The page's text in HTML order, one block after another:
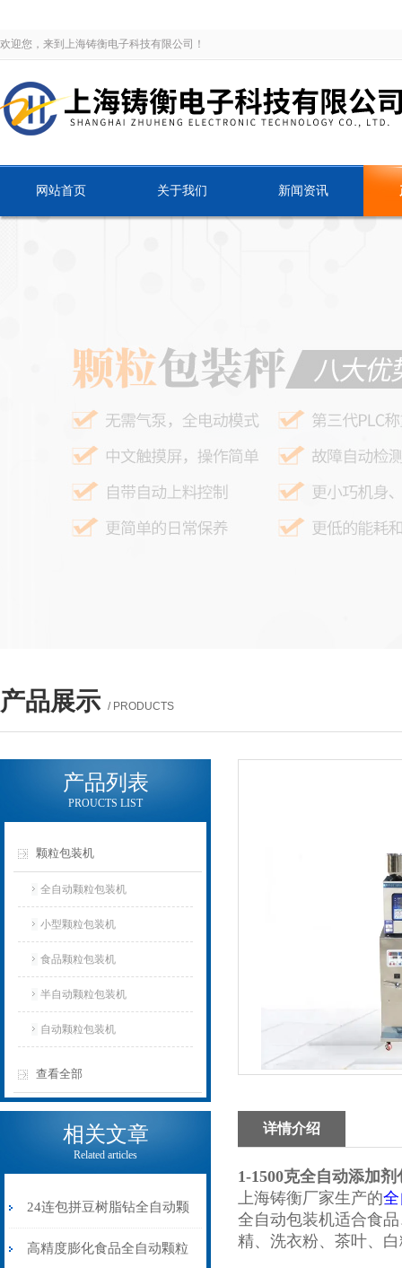
欢迎您，来到上海铸衡电子科技有限公司！
网站首页 关于我们 新闻资讯
产品展示 / PRODUCTS
产品列表
PROUCTS LIST
颗粒包装机
全自动颗粒包装机
小型颗粒包装机
食品颗粒包装机
半自动颗粒包装机
自动颗粒包装机
查看全部
相关文章
Related articles
24连包拼豆树脂钻全自动颗
粒包装机高精度防静电
高精度膨化食品全自动颗粒
详情介绍
1-1500克全自动添加
上海铸衡厂家生产的
全自动包装机适合食
精、洗衣粉、茶叶、